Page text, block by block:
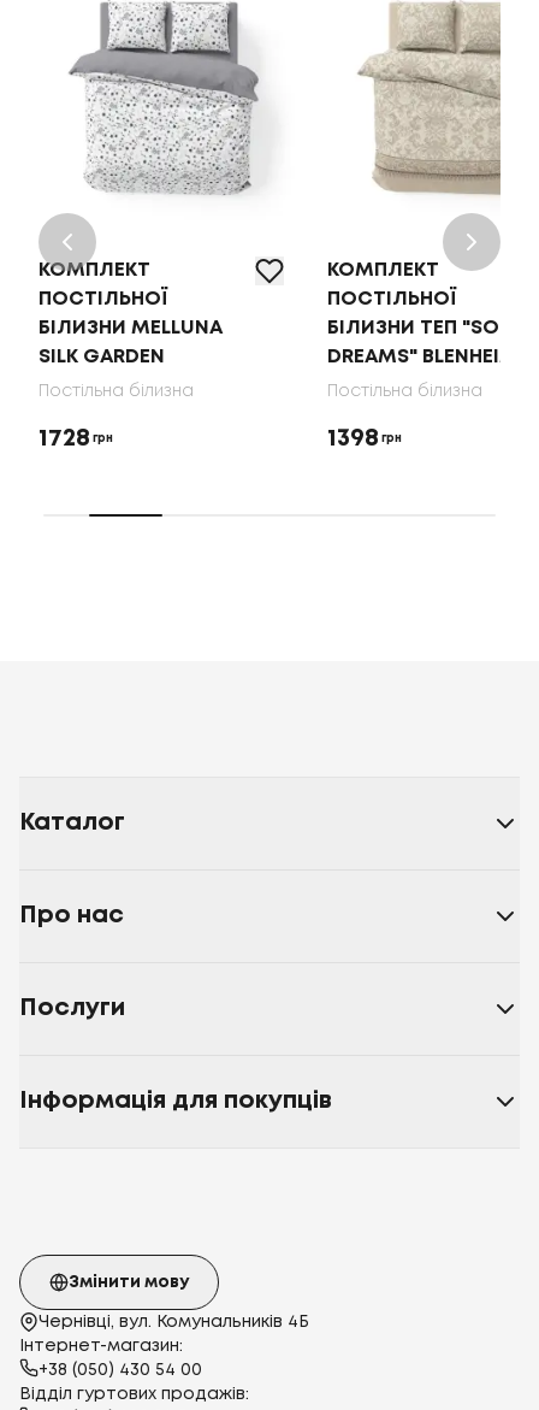
КОМПЛЕКТ
ПОСТІЛЬНОЇ
БІЛИЗНИ MELLUNA
SILK GARDEN
Постільна білизна
1728 грн
КОМПЛЕКТ
ПОСТІЛЬНОЇ
БІЛИЗНИ ТЕП "SOFT
DREAMS" BLENHEIM
Постільна білизна
1398 грн
Каталог
Про нас
Послуги
Інформація для покупців
Чернівці, вул. Комунальників 4Б
Інтернет-магазин:
+38 (050) 430 54 00
Відділ гуртових продажів:
Змінити мову